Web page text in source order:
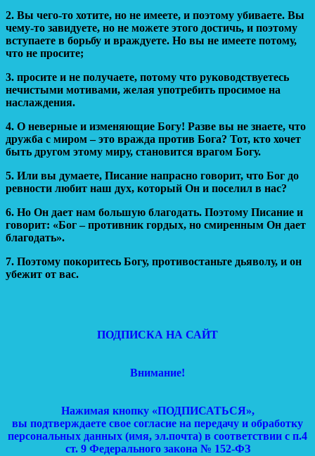
2. Вы чего-то хотите, но не имеете, и поэтому убиваете. Вы
чему-то завидуете, но не можете этого достичь, и поэтому
вступаете в борьбу и враждуете. Но вы не имеете потому,
что не просите;
3. просите и не получаете, потому что руководствуетесь
нечистыми мотивами, желая употребить просимое на
наслаждения.
4. О неверные и изменяющие Богу! Разве вы не знаете, что
дружба с миром – это вражда против Бога? Тот, кто хочет
быть другом этому миру, становится врагом Богу.
5. Или вы думаете, Писание напрасно говорит, что Бог до
ревности любит наш дух, который Он и поселил в нас?
6. Но Он дает нам большую благодать. Поэтому Писание и
говорит: «Бог – противник гордых, но смиренным Он дает
благодать».
7. Поэтому покоритесь Богу, противостаньте дьяволу, и он
убежит от вас.
ПОДПИСКА НА САЙТ
Внимание!
Нажимая кнопку «ПОДПИСАТЬСЯ»,
вы подтверждаете свое согласие на передачу и обработку
персональных данных (имя, эл.почта) в соответствии с п.4
ст. 9 Федерального закона № 152-ФЗ